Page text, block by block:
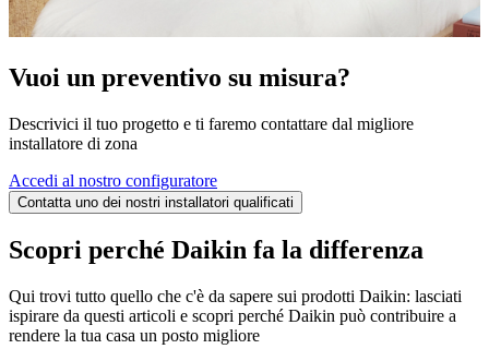
Vuoi un preventivo su misura?
Descrivici il tuo progetto e ti faremo contattare dal migliore
installatore di zona
Accedi al nostro configuratore
Contatta uno dei nostri installatori qualificati
Scopri perché Daikin fa la differenza
Qui trovi tutto quello che c'è da sapere sui prodotti Daikin: lasciati
ispirare da questi articoli e scopri perché Daikin può contribuire a
rendere la tua casa un posto migliore